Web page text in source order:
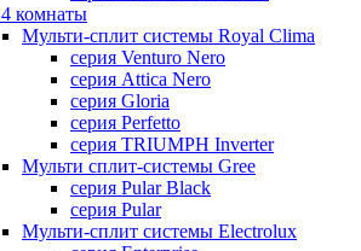
комнаты
Мульти-сплит системы Royal Clima
серия Venturo Nero
серия Attica Nero
серия Gloria
серия Perfetto
серия TRIUMPH Inverter
Мульти сплит-системы Gree
серия Pular Black
серия Pular
Мульти-сплит системы Electrolux